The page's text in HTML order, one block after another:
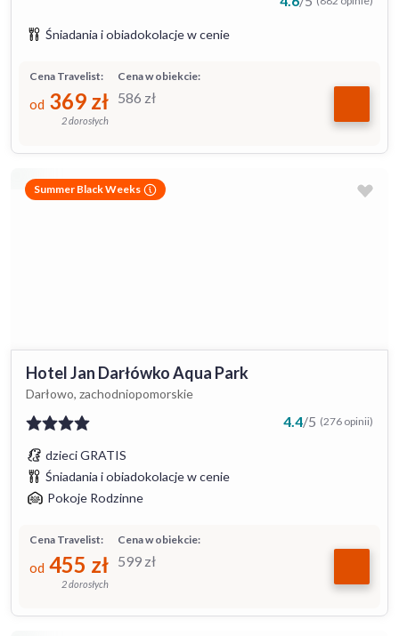
Śniadania i obiadokolacje w cenie
Cena w obiekcie:
586 zł
Cena Travelist:
od 369 zł
2 dorosłych
Summer Black Weeks
Hotel Jan Darłówko Aqua Park
Darłowo, zachodniopomorskie
4.4/5 (276 opinii)
dzieci GRATIS
Śniadania i obiadokolacje w cenie
Pokoje Rodzinne
Cena w obiekcie:
599 zł
Cena Travelist:
od 455 zł
2 dorosłych